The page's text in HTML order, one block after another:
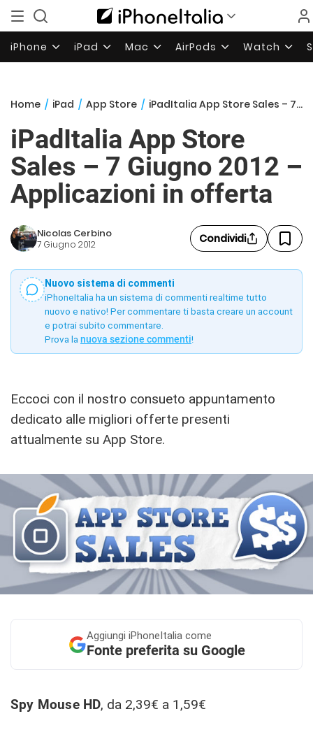
iPhone iPad Mac AirPods Watch
Home / iPad / App Store / iPadItalia App Store Sales – 7 Giugno 2012 – Applicazioni in offerta
iPadItalia App Store
Sales – 7 Giugno 2012 –
Applicazioni in offerta
Nicolas Cerbino
7 Giugno 2012 Condividi
Nuovo sistema di commenti
iPhoneItalia ha un sistema di commenti realtime tutto
nuovo e nativo! Per commentare ti basta creare un account
e potrai subito commentare.
Prova la nuova sezione commenti!
Eccoci con il nostro consueto appuntamento
dedicato alle migliori offerte presenti
attualmente su App Store.
Aggiungi iPhoneItalia come
Fonte preferita su Google
Spy Mouse HD, da 2,39€ a 1,59€